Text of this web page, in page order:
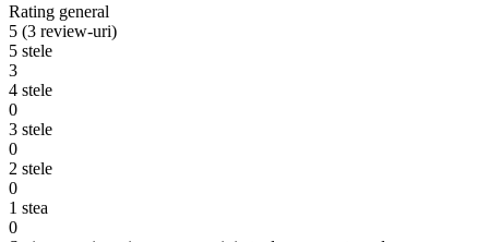
Rating general
5 (3 review-uri)
5 stele
3
4 stele
0
3 stele
0
2 stele
0
1 stea
0